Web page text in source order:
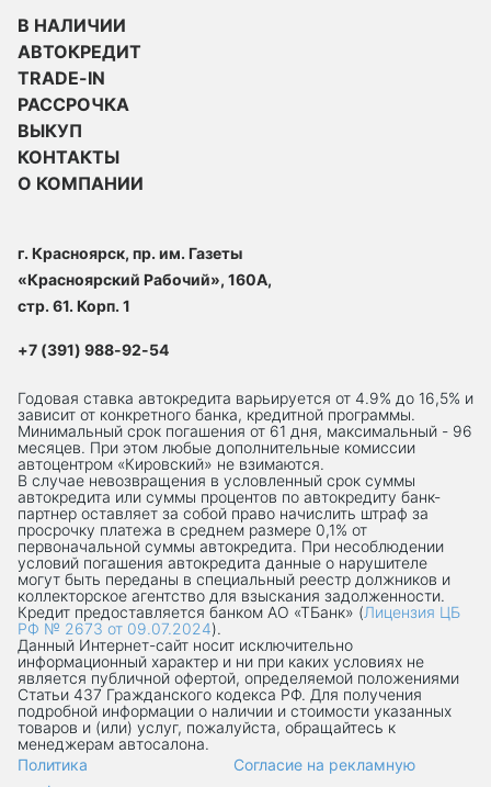
В НАЛИЧИИ
АВТОКРЕДИТ
TRADE-IN
РАССРОЧКА
ВЫКУП
КОНТАКТЫ
О КОМПАНИИ
г. Красноярск, пр. им. Газеты
«Красноярский Рабочий», 160А,
стр. 61. Корп. 1
+7 (391) 988-92-54
Годовая ставка автокредита варьируется от 4.9% до 16,5% и
зависит от конкретного банка, кредитной программы.
Минимальный срок погашения от 61 дня, максимальный - 96
месяцев. При этом любые дополнительные комиссии
автоцентром «Кировский» не взимаются.
В случае невозвращения в условленный срок суммы
автокредита или суммы процентов по автокредиту банк-
партнер оставляет за собой право начислить штраф за
просрочку платежа в среднем размере 0,1% от
первоначальной суммы автокредита. При несоблюдении
условий погашения автокредита данные о нарушителе
могут быть переданы в специальный реестр должников и
коллекторское агентство для взыскания задолженности.
Кредит предоставляется банком АО «ТБанк» (Лицензия ЦБ
РФ № 2673 от 09.07.2024).
Данный Интернет-сaйт носит исключительно
информационный характер и ни при каких условиях не
является публичной офертой, определяемой положениями
Статьи 437 Гражданского кодекса РФ. Для получения
подробной информации о наличии и стоимости указанных
товаров и (или) услуг, пожалуйста, обращайтесь к
менеджерам автосалона.
Политика
Согласие на рекламную